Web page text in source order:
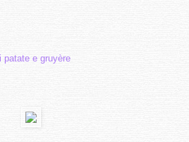
patate e gruyère